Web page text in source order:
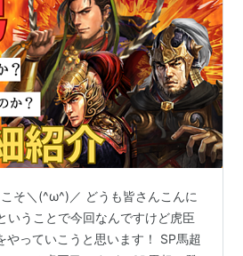
そ＼(^ω^)／ どうも皆さんこんに
いうことで今回なんですけど虎臣
やっていこうと思います！ SP馬超